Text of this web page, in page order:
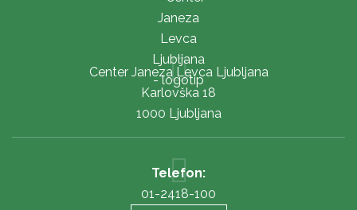
Center Janeza Levca Ljubljana
Karlovška 18
1000 Ljubljana
Telefon:
01-2418-100